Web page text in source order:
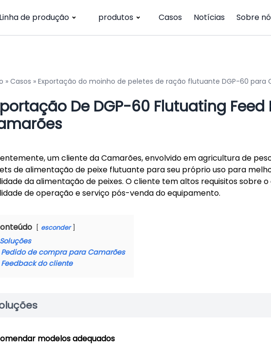
de produção produtos Casos Notícias Sobre
» Casos » Exportação do moinho de peletes de ração flutuante DGP-60 para
De DGP-60 Flutuating Feed
um cliente da Camarões, envolvido em agricultura de
de alimentação de peixe flutuante para seu próprio uso para
da alimentação de peixes. O cliente tem altos requisitos sobre
de operação e serviço pós-venda do equipamento.
esconder
Soluções
Pedido de compra para Camarões
Feedback do cliente
modelos adequados